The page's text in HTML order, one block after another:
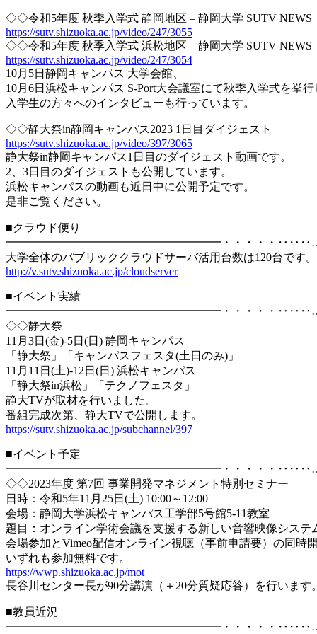
◇◇令和5年度 秋季入学式 静岡地区 – 静岡大学 SUTV NEWS
https://sutv.shizuoka.ac.jp/video/247/3055
◇◇令和5年度 秋季入学式 浜松地区 – 静岡大学 SUTV NEWS
https://sutv.shizuoka.ac.jp/video/247/3054
10月5日静岡キャンパス 大学会館、
10月6日浜松キャンパス S-Port大会議室にて秋季入学式を挙行
入学生の方々へのインタビューも行っています。
◇◇静大祭in静岡キャンパス2023 1日目ダイジェスト
https://sutv.shizuoka.ac.jp/video/397/3065
静大祭in静岡キャンパス1日目のダイジェスト動画です。
2、3日目のダイジェストも公開しています。
浜松キャンパスの動画も近日中に公開予定です。
是非ご覧ください。
■クラウド便り
━━━━━━━━━━━━━━━━━━━・・・・・
大学全体のパブリッククラウドサーバ活用台数は120台です。
http://v.sutv.shizuoka.ac.jp/cloudserver
■イベント実績
━━━━━━━━━━━━━━━━━━━・・・・・
◇◇静大祭
11月3日(金)-5日(日) 静岡キャンパス
「静大祭」「キャンパスフェスタ(土日のみ)」
11月11日(土)-12日(日) 浜松キャンパス
「静大祭in浜松」「テクノフェスタ」
静大TVが取材を行いました。
番組完成次第、静大TVで公開します。
https://sutv.shizuoka.ac.jp/subchannel/397
■イベント予定
━━━━━━━━━━━━━━━━━━━・・・・・
◇◇2023年度 第7回 事業開発マネジメント特別セミナー
日時：令和5年11月25日(土) 10:00～12:00
会場：静岡大学浜松キャンパス工学部5号館5-11教室
題目：オンライン学術会議を支援する新しい音響映像システ
会場参加とVimeo配信オンライン視聴（事前申請要）の同時開
いずれも参加無料です。
https://wwp.shizuoka.ac.jp/mot
長谷川センター長が90分講演（＋20分質疑応答）を行います。
■教員近況
━━━━━━━━━━━━━━━━━━━・・・・・